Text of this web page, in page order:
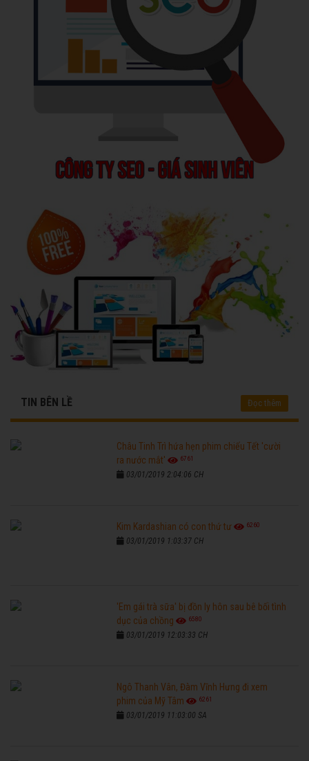
TIN BÊN LỀ Đọc thêm
Châu Tinh Trì hứa hẹn phim chiếu Tết 'cười
ra nước mắt'
6761
03/01/2019 2:04:06 CH
Kim Kardashian có con thứ tư 6260
03/01/2019 1:03:37 CH
'Em gái trà sữa' bị đồn ly hôn sau bê bối tình
dục của chồng
6580
03/01/2019 12:03:33 CH
Ngô Thanh Vân, Đàm Vĩnh Hưng đi xem
phim của Mỹ Tâm
6261
03/01/2019 11:03:00 SA